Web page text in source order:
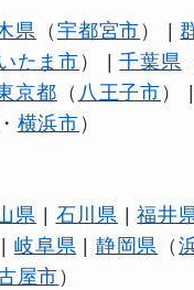
県 （ 宇都宮市 ） |
たま市） |千葉県
京都 （ 八王子市 ）
・ 横浜市 ）
県 | 石川県 |福井
| 岐阜県 | 静岡県 （
屋市 ）